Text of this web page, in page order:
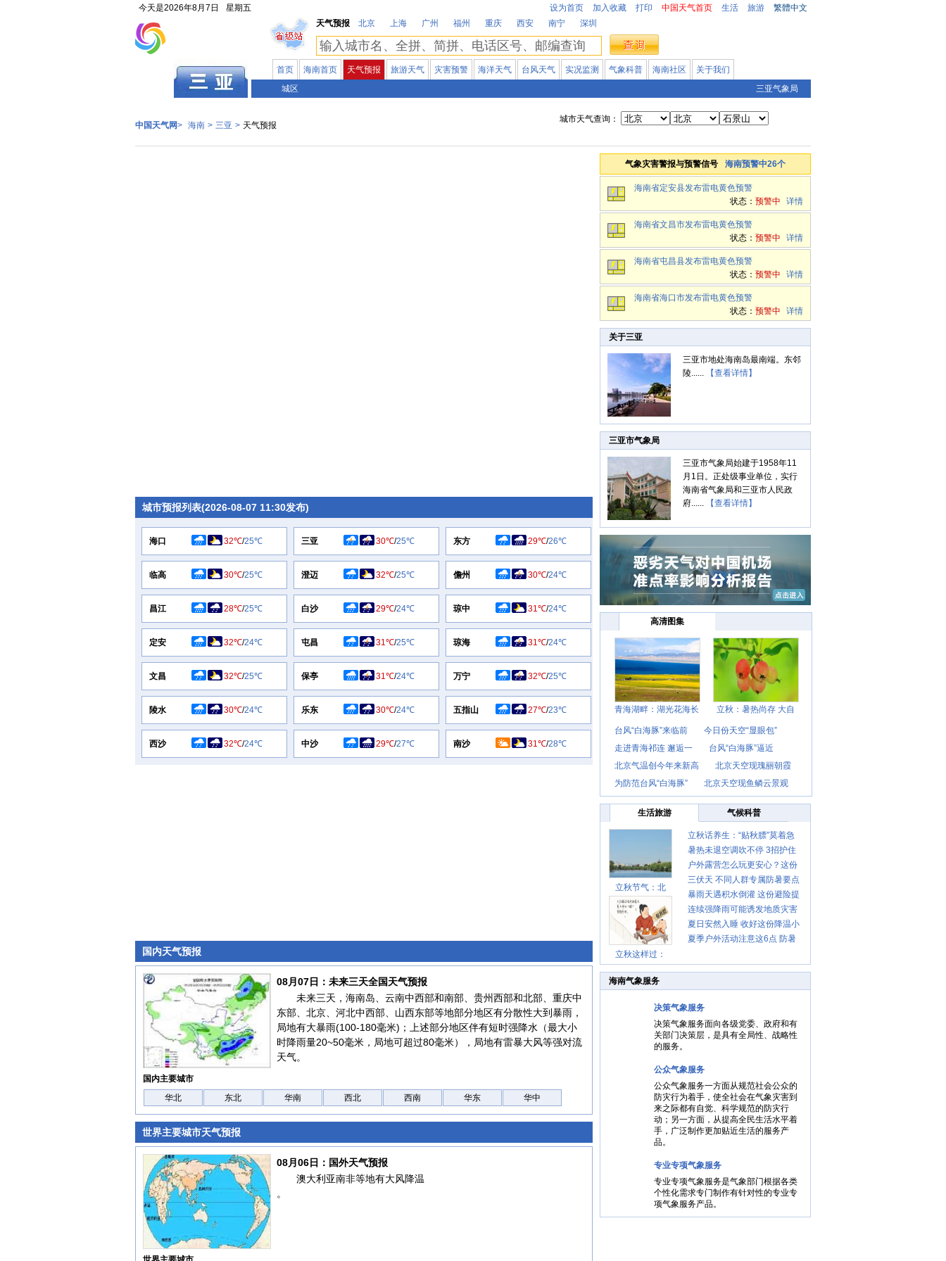
今天是2026年8月7日 星期五 设为首页 加入收藏 打印 中国天气首页 生活 旅游
繁體中文
天气预报
北京 上海 广州 福州 重庆 西安 南宁 深圳
首页 海南首页 天气预报 旅游天气 灾害预警 海洋天气 台风天气 实况监测 气象科普 海南社区
关于我们
城区
三亚气象局
中国天气网> 海南 > 三亚 > 天气预报
城市天气查询：
城市预报列表(2026-08-07 11:30发布)
海口 32℃/25℃ 三亚 30℃/25℃ 东方 29℃/26℃
临高 30℃/25℃ 澄迈 32℃/25℃ 儋州 30℃/24℃
昌江 28℃/25℃ 白沙 29℃/24℃ 琼中 31℃/24℃
定安 32℃/24℃ 屯昌 31℃/25℃ 琼海 31℃/24℃
文昌 32℃/25℃ 保亭 31℃/24℃ 万宁 32℃/25℃
陵水 30℃/24℃ 乐东 30℃/24℃ 五指山 27℃/23℃
西沙 32℃/24℃ 中沙 29℃/27℃ 南沙 31℃/28℃
国内天气预报
08月07日：未来三天全国天气预报
未来三天，海南岛、云南中西部和南部、贵州西部和北部、重庆中
东部、北京、河北中西部、山西东部等地部分地区有分散性大到暴雨，
局地有大暴雨(100-180毫米)；上述部分地区伴有短时强降水（最大小
时降雨量20~50毫米，局地可超过80毫米），局地有雷暴大风等强对流
天气。
国内主要城市
华北
东北 华南 西北 西南 华东 华中
世界主要城市天气预报
08月06日：国外天气预报
澳大利亚南非等地有大风降温
。
气象灾害警报与预警信号 海南预警中26个
海南省定安县发布雷电黄色预警
状态： 预警中 详情
海南省文昌市发布雷电黄色预警
状态： 预警中 详情
海南省屯昌县发布雷电黄色预警
状态： 预警中 详情
海南省海口市发布雷电黄色预警
状态： 预警中 详情
关于三亚
三亚市地处海南岛最南端。东邻
陵......
【查看详情】
三亚市气象局
三亚市气象局始建于1958年11
月1日。正处级事业单位，实行
海南省气象局和三亚市人民政
府......
【查看详情】
高清图集
青海湖畔：湖光花海长 立秋：暑热尚存 大自
台风“白海豚”来临前
今日份天空“显眼包”
走进青海祁连 邂逅一
台风“白海豚”逼近
北京气温创今年来新高
北京天空现瑰丽朝霞
为防范台风“白海豚”
北京天空现鱼鳞云景观
生活旅游 气候科普
立秋节气：北
立秋这样过：
立秋话养生：“贴秋膘”莫着急
先清暑再防燥
暑热未退空调吹不停 3招护住
肩颈不酸痛
户外露营怎么玩更安心？这份
攻略请收好
三伏天 不同人群专属防暑要点
请收好
暴雨天遇积水倒灌 这份避险提
示请收好
连续强降雨可能诱发地质灾害
这些前兆要知道
夏日安然入睡 收好这份降温小
贴士
夏季户外活动注意这6点 防暑
海南气象服务
决策气象服务
决策气象服务面向各级党委、政府和有
关部门决策层，是具有全局性、战略性
的服务。
公众气象服务
公众气象服务一方面从规范社会公众的
防灾行为着手，使全社会在气象灾害到
来之际都有自觉、科学规范的防灾行
动；另一方面，从提高全民生活水平着
手，广泛制作更加贴近生活的服务产
品。
专业专项气象服务
专业专项气象服务是气象部门根据各类
个性化需求专门制作有针对性的专业专
项气象服务产品。